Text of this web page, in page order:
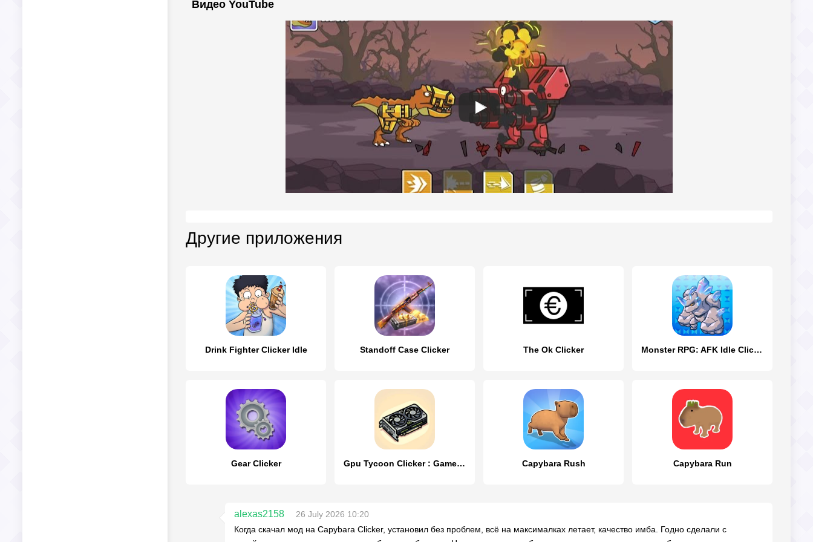
Видео YouTube
Другие приложения
Drink Fighter Clicker Idle Standoff Case Clicker The Ok Clicker Monster RPG: AFK Idle Clicker
Gear Clicker Gpu Tycoon Clicker : Game 2.0 Capybara Rush Capybara Run
alexas2158
26 July 2026 10:20
Когда скачал мод на Capybara Clicker, установил без проблем, всё на максималках летает, качество имба. Годно сделали с